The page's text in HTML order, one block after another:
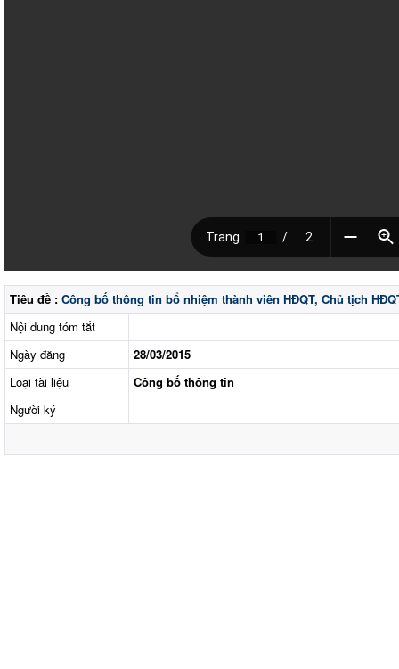
Tiêu đề : Công bố thông tin bổ nhiệm thành viên HĐQT, Chủ tịch
Nội dung tóm tắt
Ngày đăng
28/03/2015
Loại tài liệu
Công bố thông tin
Người ký